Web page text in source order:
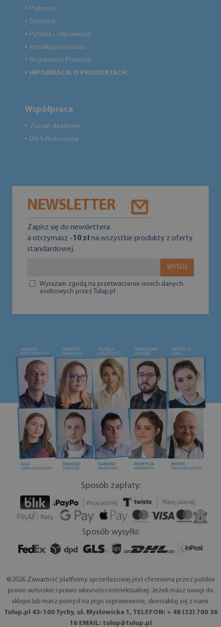
● Płatności
● Dostawa
● Pytania i odpowiedzi
● Instrukcja montażu
● Regulaminy Promocji
● INFORMACJE O PRODUKTACH
Współpraca
● Zostań dealerem
● Dla Influencerów
NEWSLETTER
Zapisz się do newslettera
a otrzymasz -10 złna wszystkie produkty z oferty
standardowej.
WYŚLIJ
Wyrażam zgodą na przetwarzenie moich danych
osobowych przez Tulup.pl
Sposób zapłaty:
Sposób wysyłki:
©2026 Zawartość platformy sprzedażowej jest chroniona przez polskie
prawo autorskie i prawo własności intelektualnej. Jeżeli masz uwagi do
sklepu lub masz pomysł na jego usprawnienie, skontaktuj się z nami.
Tulup.pl 43-100 Tychy, ul. Mysłowicka 1, TELEFON: + 48 (32) 700 36
16 EMAIL: tulup@tulup.pl